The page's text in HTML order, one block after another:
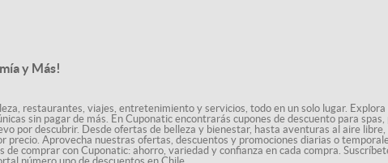
y Más!
restaurantes, viajes, entretenimiento y servicios, todo en un solo lugar.
sin pagar de más. En Cuponatic encontrarás cupones de descuento para spas,
por descubrir. Desde ofertas de belleza y bienestar, hasta aventuras al aire
Aprovecha nuestras ofertas, descuentos y promociones diarias o
comprar con Cuponatic: ahorro, variedad y confianza en cada compra.